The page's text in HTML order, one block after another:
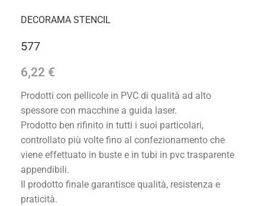
DECORAMA STENCIL
577
6,22 €
Prodotti con pellicole in PVC di qualità ad alto
spessore con macchine a guida laser.
Prodotto ben rifinito in tutti i suoi particolari,
controllato più volte fino al confezionamento che
viene effettuato in buste e in tubi in pvc trasparente
appendibili.
Il prodotto finale garantisce qualità, resistenza e
praticità.